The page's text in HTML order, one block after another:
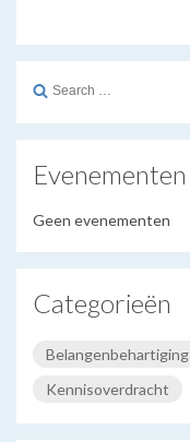
Search
Evenementen
Geen evenementen
Categorieën
Belangenbehartiging
Kennisoverdracht